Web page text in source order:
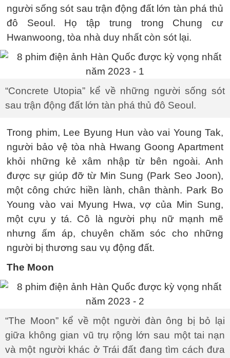
người sống sót sau trận động đất lớn tàn phá thủ
đô Seoul. Họ tập trung trong Chung cư
Hwanwoong, tòa nhà duy nhất còn sót lại.
“Concrete Utopia” kể về những người sống sót
sau trận động đất lớn tàn phá thủ đô Seoul.
Trong phim, Lee Byung Hun vào vai Young Tak,
người bảo vệ tòa nhà Hwang Goong Apartment
khỏi những kẻ xâm nhập từ bên ngoài. Anh
được sự giúp đỡ từ Min Sung (Park Seo Joon),
một công chức hiền lành, chân thành. Park Bo
Young vào vai Myung Hwa, vợ của Min Sung,
một cựu y tá. Cô là người phụ nữ mạnh mẽ
nhưng ấm áp, chuyên chăm sóc cho những
người bị thương sau vụ động đất.
The Moon
“The Moon” kể về một người đàn ông bị bỏ lại
giữa không gian vũ trụ rộng lớn sau một tai nạn
và một người khác ở Trái đất đang tìm cách đưa